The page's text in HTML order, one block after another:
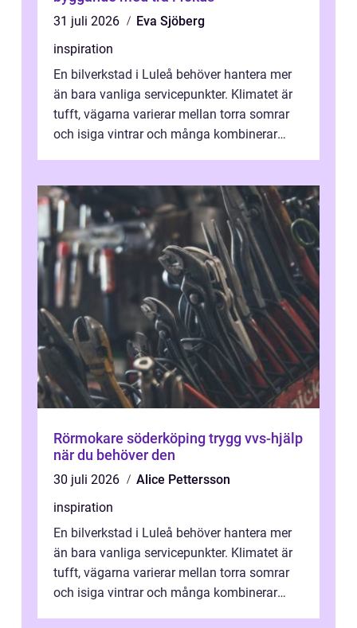
31 juli 2026
Eva Sjöberg
inspiration
En bilverkstad i Luleå behöver hantera mer
än bara vanliga servicepunkter. Klimatet är
tufft, vägarna varierar mellan torra somrar
och isiga vintrar och många kombinerar
Rörmokare söderköping trygg vvs-hjälp
när du behöver den
30 juli 2026
Alice Pettersson
inspiration
En bilverkstad i Luleå behöver hantera mer
än bara vanliga servicepunkter. Klimatet är
tufft, vägarna varierar mellan torra somrar
och isiga vintrar och många kombinerar